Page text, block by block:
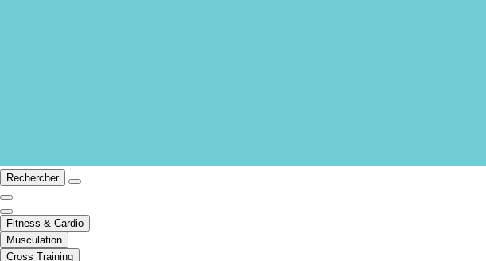
Rechercher
Fitness & Cardio
Musculation
Cross Training